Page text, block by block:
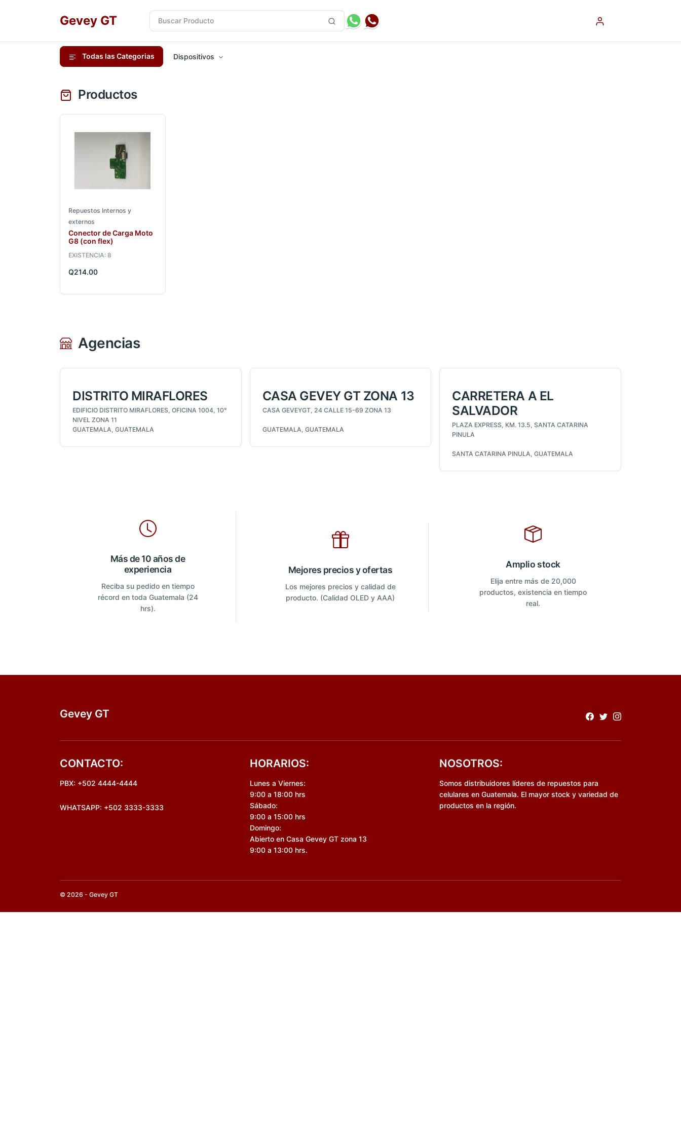
Gevey GT
Todas las Categorias Dispositivos
Productos
Repuestos Internos y
externos
Conector de Carga Moto
G8 (con flex)
EXISTENCIA: 8
Q214.00
Agencias
DISTRITO MIRAFLORES
EDIFICIO DISTRITO MIRAFLORES, OFICINA 1004, 10°
NIVEL ZONA 11
GUATEMALA, GUATEMALA
CASA GEVEY GT ZONA 13
CASA GEVEYGT, 24 CALLE 15-69 ZONA 13
GUATEMALA, GUATEMALA
CARRETERA A EL
SALVADOR
PLAZA EXPRESS, KM. 13.5, SANTA CATARINA
PINULA
SANTA CATARINA PINULA, GUATEMALA
Más de 10 años de
experiencia
Reciba su pedido en tiempo
récord en toda Guatemala (24
hrs).
Mejores precios y ofertas
Los mejores precios y calidad de
producto. (Calidad OLED y AAA)
Amplio stock
Elija entre más de 20,000
productos, existencia en tiempo
real.
Gevey GT
CONTACTO:
PBX: +502 4444-4444
WHATSAPP: +502 3333-3333
HORARIOS:
Lunes a Viernes:
9:00 a 18:00 hrs
Sábado:
9:00 a 15:00 hrs
Domingo:
Abierto en Casa Gevey GT zona 13
9:00 a 13:00 hrs.
NOSOTROS:
Somos distribuidores líderes de repuestos para
celulares en Guatemala. El mayor stock y variedad de
productos en la región.
© 2026 - Gevey GT